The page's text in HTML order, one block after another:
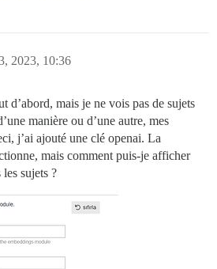
2023, 10:36
d’abord, mais je ne vois pas de sujets
manière ou d’une autre, mes
j’ai ajouté une clé openai. La
mais comment puis-je afficher
sujets ?